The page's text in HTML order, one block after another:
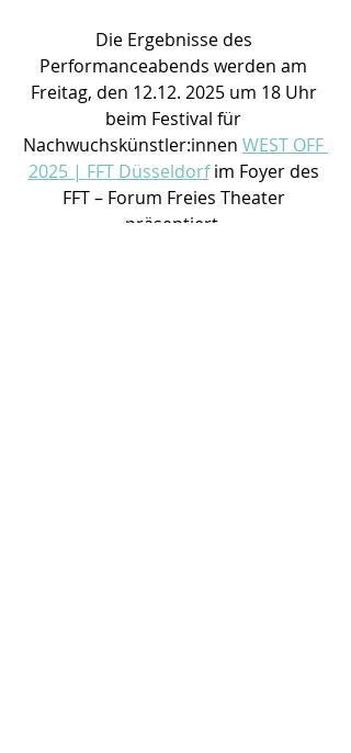
Die Ergebnisse des
Performanceabends werden am
Freitag, den 12.12. 2025 um 18 Uhr
beim Festival für
Nachwuchskünstler:innen WEST OFF
2025 | FFT Düsseldorf im Foyer des
FFT – Forum Freies Theater
präsentiert.